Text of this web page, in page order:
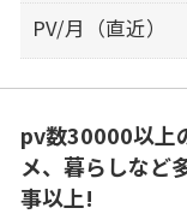
PV/月（直近）
pv数30000以上
メ、暮らしなど
事以上!